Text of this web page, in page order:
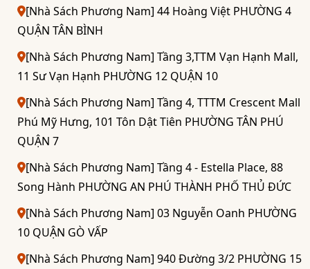
[Nhà Sách Phương Nam] 44 Hoàng Việt PHƯỜNG 4
QUẬN TÂN BÌNH
[Nhà Sách Phương Nam] Tầng 3,TTM Vạn Hạnh Mall,
11 Sư Vạn Hạnh PHƯỜNG 12 QUẬN 10
[Nhà Sách Phương Nam] Tầng 4, TTTM Crescent Mall
Phú Mỹ Hưng, 101 Tôn Dật Tiên PHƯỜNG TÂN PHÚ
QUẬN 7
[Nhà Sách Phương Nam] Tầng 4 - Estella Place, 88
Song Hành PHƯỜNG AN PHÚ THÀNH PHỐ THỦ ĐỨC
[Nhà Sách Phương Nam] 03 Nguyễn Oanh PHƯỜNG
10 QUẬN GÒ VẤP
[Nhà Sách Phương Nam] 940 Đường 3/2 PHƯỜNG 15